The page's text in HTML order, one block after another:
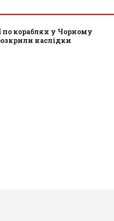
по кораблях у Чорному
наслідки